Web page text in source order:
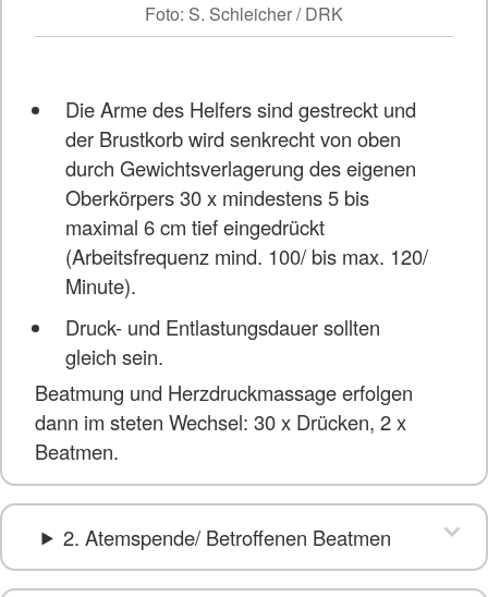
Foto: S. Schleicher / DRK
Die Arme des Helfers sind gestreckt und
der Brustkorb wird senkrecht von oben
durch Gewichtsverlagerung des eigenen
Oberkörpers 30 x mindestens 5 bis
maximal 6 cm tief eingedrückt
(Arbeitsfrequenz mind. 100/ bis max. 120/
Minute).
Druck- und Entlastungsdauer sollten
gleich sein.
Beatmung und Herzdruckmassage erfolgen
dann im steten Wechsel: 30 x Drücken, 2 x
Beatmen.
2. Atemspende/ Betroffenen Beatmen